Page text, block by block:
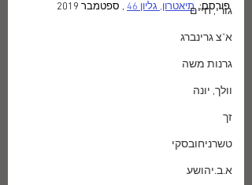
גורי, חיים
א"צ גרינברג
גרנות משה
וולך, יונה
זך
טשרניחובסקי
א.ב.יהושע
פורסם: תיאטרון, גליון 46 , ספטמבר 2019